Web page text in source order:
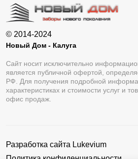
© 2014-2024
Новый Дом - Калуга
Сайт носит исключительно
является публичной офертой,
РФ. Для получения подробной
характеристиках и стоимости услуг и
офис продаж.
Разработка сайта Lukevium